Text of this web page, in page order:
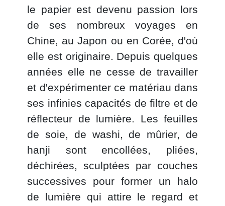
le papier est devenu passion lors
de ses nombreux voyages en
Chine, au Japon ou en Corée, d'où
elle est originaire. Depuis quelques
années elle ne cesse de travailler
et d'expérimenter ce matériau dans
ses infinies capacités de filtre et de
réflecteur de lumière. Les feuilles
de soie, de washi, de mûrier, de
hanji sont encollées, pliées,
déchirées, sculptées par couches
successives pour former un halo
de lumière qui attire le regard et